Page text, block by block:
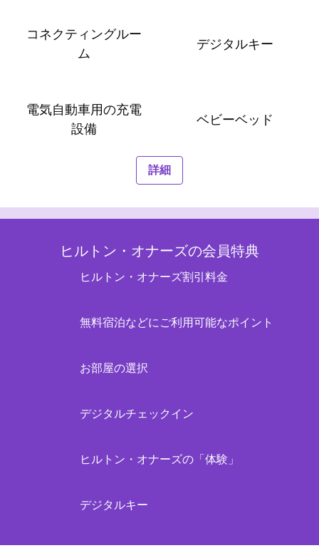
コネクティングルー
ム
デジタルキー
電気自動車用の充電
設備
ベビーベッド
詳細
ヒルトン・オナーズの会員特典
ヒルトン・オナーズ割引料金
無料宿泊などにご利用可能なポイント
お部屋の選択
デジタルチェックイン
ヒルトン・オナーズの「体験」
デジタルキー